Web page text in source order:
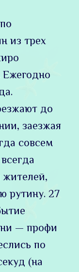
из трех
Ежегодно
до
заезжая
совсем
рутину. 27
— профи
по
(на